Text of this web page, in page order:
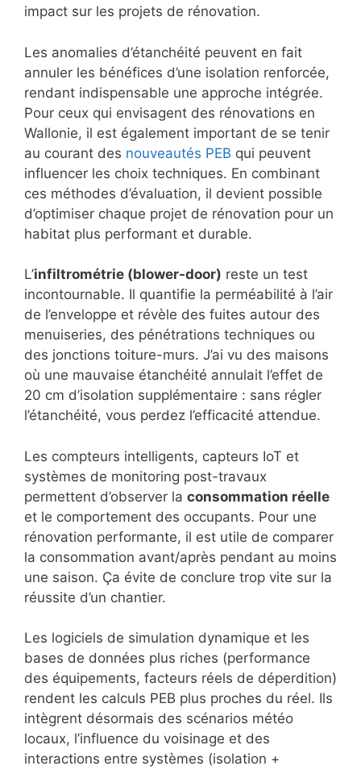
impact sur les projets de rénovation.
Les anomalies d’étanchéité peuvent en fait
annuler les bénéfices d’une isolation renforcée,
rendant indispensable une approche intégrée.
Pour ceux qui envisagent des rénovations en
Wallonie, il est également important de se tenir
au courant des nouveautés PEB qui peuvent
influencer les choix techniques. En combinant
ces méthodes d’évaluation, il devient possible
d’optimiser chaque projet de rénovation pour un
habitat plus performant et durable.
L’infiltrométrie (blower-door) reste un test
incontournable. Il quantifie la perméabilité à l’air
de l’enveloppe et révèle des fuites autour des
menuiseries, des pénétrations techniques ou
des jonctions toiture-murs. J’ai vu des maisons
où une mauvaise étanchéité annulait l’effet de
20 cm d’isolation supplémentaire : sans régler
l’étanchéité, vous perdez l’efficacité attendue.
Les compteurs intelligents, capteurs IoT et
systèmes de monitoring post-travaux
permettent d’observer la consommation réelle
et le comportement des occupants. Pour une
rénovation performante, il est utile de comparer
la consommation avant/après pendant au moins
une saison. Ça évite de conclure trop vite sur la
réussite d’un chantier.
Les logiciels de simulation dynamique et les
bases de données plus riches (performance
des équipements, facteurs réels de déperdition)
rendent les calculs PEB plus proches du réel. Ils
intègrent désormais des scénarios météo
locaux, l’influence du voisinage et des
interactions entre systèmes (isolation +